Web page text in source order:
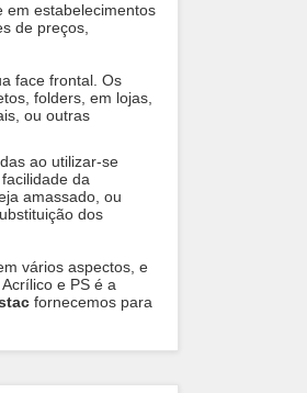
em estabelecimentos
de preços,
face frontal. Os
folders, em lojas,
ou outras
ao utilizar-se
da
amassado, ou
dos
vários aspectos, e
e PS é a
fornecemos para